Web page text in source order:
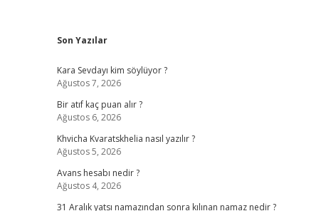
Sidebar
Son Yazılar
Kara Sevdayı kim söylüyor ?
Ağustos 7, 2026
Bir atıf kaç puan alır ?
Ağustos 6, 2026
Khvicha Kvaratskhelia nasıl yazılır ?
Ağustos 5, 2026
Avans hesabı nedir ?
Ağustos 4, 2026
31 Aralık yatsı namazından sonra kılınan namaz nedir ?